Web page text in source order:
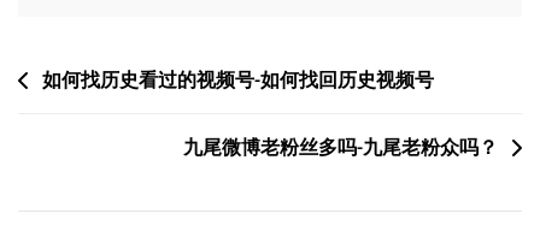
文如何找历史看过的视频号-如何找回历史视频号
九尾微博老粉丝多吗-九尾老粉众吗？